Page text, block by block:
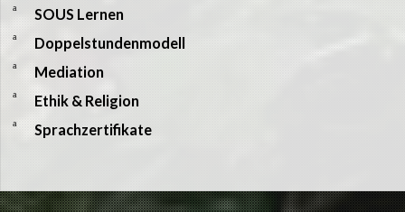
a SOUS Lernen
a Doppelstundenmodell
a Mediation
a Ethik & Religion
a Sprachzertifikate